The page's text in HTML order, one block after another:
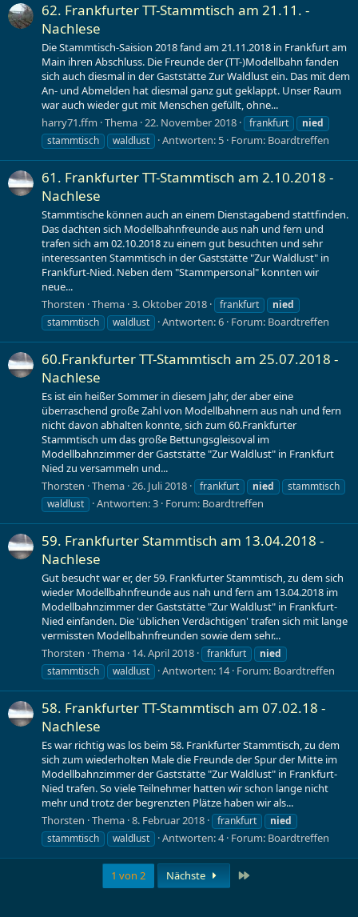
62. Frankfurter TT-Stammtisch am 21.11. -
Nachlese
Die Stammtisch-Saision 2018 fand am 21.11.2018 in Frankfurt am
Main ihren Abschluss. Die Freunde der (TT-)Modellbahn fanden
sich auch diesmal in der Gaststätte Zur Waldlust ein. Das mit dem
An- und Abmelden hat diesmal ganz gut geklappt. Unser Raum
war auch wieder gut mit Menschen gefüllt, ohne...
harry71.ffm Thema 22. November 2018 frankfurt
nied
stammtisch
waldlust Antworten: 5 Forum: Boardtreffen
61. Frankfurter TT-Stammtisch am 2.10.2018 -
Nachlese
Stammtische können auch an einem Dienstagabend stattfinden.
Das dachten sich Modellbahnfreunde aus nah und fern und
trafen sich am 02.10.2018 zu einem gut besuchten und sehr
interessanten Stammtisch in der Gaststätte "Zur Waldlust" in
Frankfurt-Nied. Neben dem "Stammpersonal" konnten wir
neue...
Thorsten Thema 3. Oktober 2018 frankfurt
nied
stammtisch
waldlust Antworten: 6 Forum: Boardtreffen
60.Frankfurter TT-Stammtisch am 25.07.2018 -
Nachlese
Es ist ein heißer Sommer in diesem Jahr, der aber eine
überraschend große Zahl von Modellbahnern aus nah und fern
nicht davon abhalten konnte, sich zum 60.Frankfurter
Stammtisch um das große Bettungsgleisoval im
Modellbahnzimmer der Gaststätte "Zur Waldlust" in Frankfurt
Nied zu versammeln und...
Thorsten Thema 26. Juli 2018 frankfurt nied
stammtisch
waldlust
Antworten: 3 Forum: Boardtreffen
59. Frankfurter Stammtisch am 13.04.2018 -
Nachlese
Gut besucht war er, der 59. Frankfurter Stammtisch, zu dem sich
wieder Modellbahnfreunde aus nah und fern am 13.04.2018 im
Modellbahnzimmer der Gaststätte "Zur Waldlust" in Frankfurt-
Nied einfanden. Die 'üblichen Verdächtigen' trafen sich mit lange
vermissten Modellbahnfreunden sowie dem sehr...
Thorsten Thema 14. April 2018 frankfurt
nied
stammtisch
waldlust Antworten: 14 Forum: Boardtreffen
58. Frankfurter TT-Stammtisch am 07.02.18 -
Nachlese
Es war richtig was los beim 58. Frankfurter Stammtisch, zu dem
sich zum wiederholten Male die Freunde der Spur der Mitte im
Modellbahnzimmer der Gaststätte "Zur Waldlust" in Frankfurt-
Nied trafen. So viele Teilnehmer hatten wir schon lange nicht
mehr und trotz der begrenzten Plätze haben wir als...
Thorsten Thema 8. Februar 2018 frankfurt
nied
stammtisch
waldlust Antworten: 4 Forum: Boardtreffen
1 von 2 Nächste